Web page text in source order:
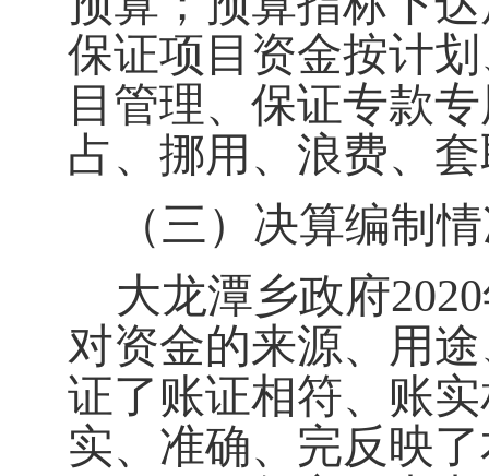
保证项目资金按计
目管理、保证专款
占、挪用、浪费、
（三 ） 决算编制
大龙潭乡政府2020
对资金的来源、用
证了账证相符、账
实、准确、完反映